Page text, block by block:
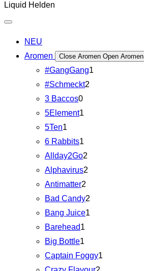
Liquid Helden
NEU
Aromen
Close Aromen Open Aromen
#GangGang1
#Schmeckt2
3 Baccos0
5Element1
5Ten1
6 Rabbits1
Allday2Go2
Alphavirus2
Antimatter2
Bad Candy2
Bang Juice1
Barehead1
Big Bottle1
Captain Foggy1